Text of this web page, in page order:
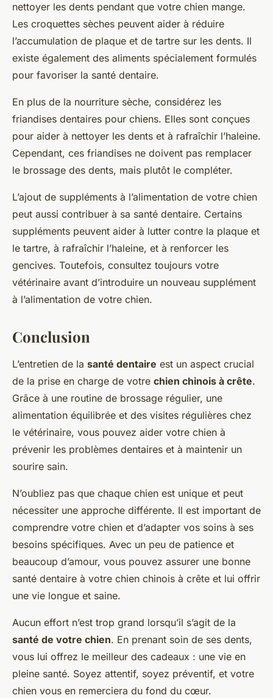
nettoyer les dents pendant que votre chien mange.
Les croquettes sèches peuvent aider à réduire
l’accumulation de plaque et de tartre sur les dents. Il
existe également des aliments spécialement formulés
pour favoriser la santé dentaire.
En plus de la nourriture sèche, considérez les
friandises dentaires pour chiens. Elles sont conçues
pour aider à nettoyer les dents et à rafraîchir l’haleine.
Cependant, ces friandises ne doivent pas remplacer
le brossage des dents, mais plutôt le compléter.
L’ajout de suppléments à l’alimentation de votre chien
peut aussi contribuer à sa santé dentaire. Certains
suppléments peuvent aider à lutter contre la plaque et
le tartre, à rafraîchir l’haleine, et à renforcer les
gencives. Toutefois, consultez toujours votre
vétérinaire avant d’introduire un nouveau supplément
à l’alimentation de votre chien.
Conclusion
L’entretien de la santé dentaire est un aspect crucial
de la prise en charge de votre chien chinois à crête.
Grâce à une routine de brossage régulier, une
alimentation équilibrée et des visites régulières chez
le vétérinaire, vous pouvez aider votre chien à
prévenir les problèmes dentaires et à maintenir un
sourire sain.
N’oubliez pas que chaque chien est unique et peut
nécessiter une approche différente. Il est important de
comprendre votre chien et d’adapter vos soins à ses
besoins spécifiques. Avec un peu de patience et
beaucoup d’amour, vous pouvez assurer une bonne
santé dentaire à votre chien chinois à crête et lui offrir
une vie longue et saine.
Aucun effort n’est trop grand lorsqu’il s’agit de la
santé de votre chien. En prenant soin de ses dents,
vous lui offrez le meilleur des cadeaux : une vie en
pleine santé. Soyez attentif, soyez préventif, et votre
chien vous en remerciera du fond du cœur.